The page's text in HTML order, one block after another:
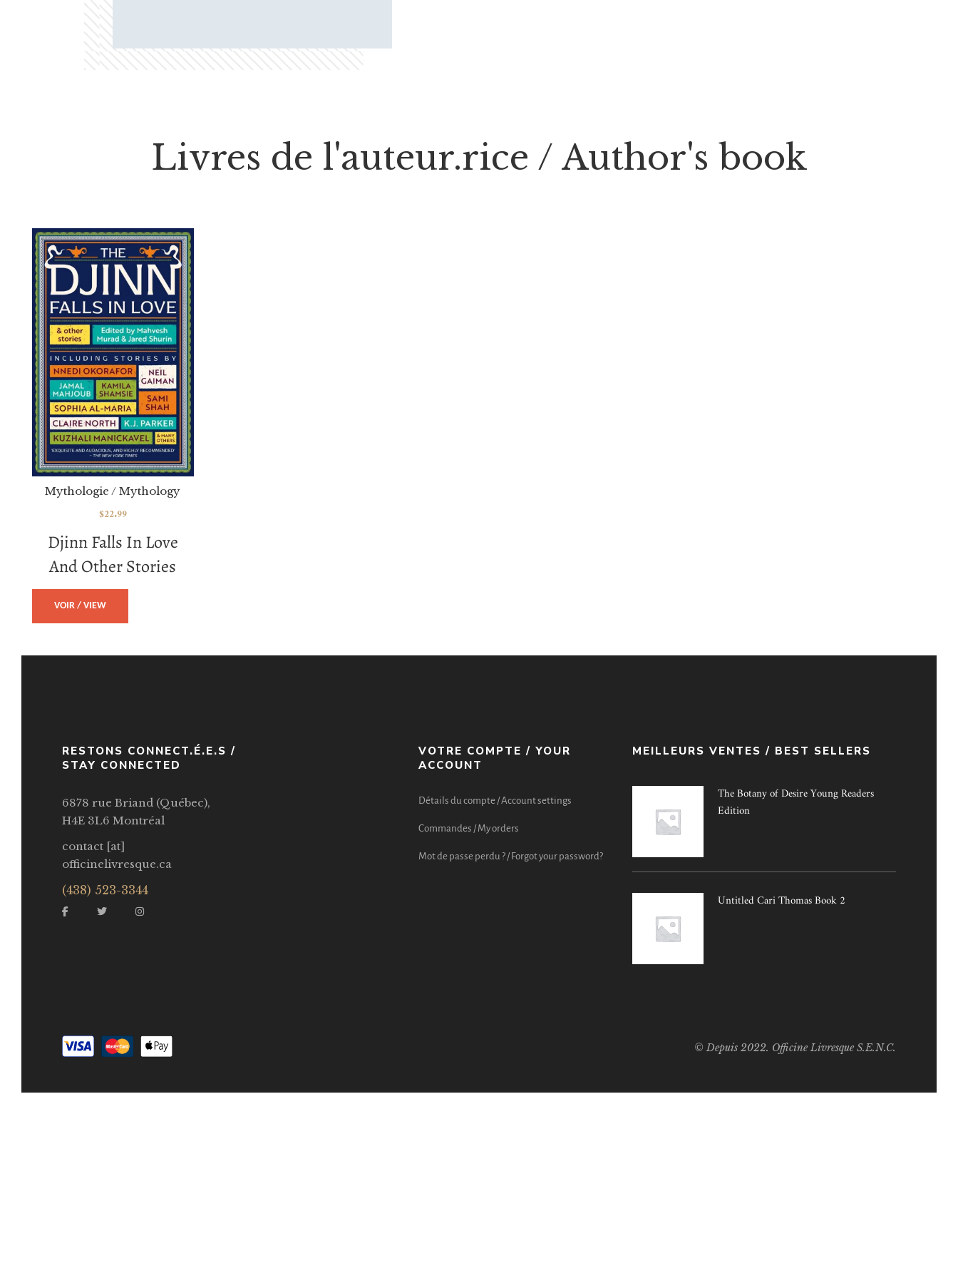
Livres de l'auteur.rice / Author's book
Djinn Falls In Love
And Other Stories
Mythologie / Mythology
$22.99
VOIR / VIEW
RESTONS CONNECT.É.E.S /
STAY CONNECTED
6878 rue Briand (Québec),
H4E 3L6 Montréal
contact [at]
officinelivresque.ca
(438) 523-3344
VOTRE COMPTE / YOUR
ACCOUNT
Détails du compte / Account settings
Commandes / My orders
Mot de passe perdu ? / Forgot your password?
MEILLEURS VENTES / BEST SELLERS
The Botany of Desire Young Readers
Edition
Untitled Cari Thomas Book 2
© Depuis 2022. Officine Livresque S.E.N.C.